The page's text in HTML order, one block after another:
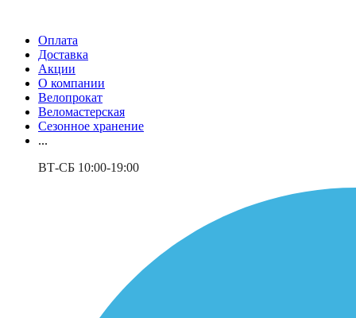
Оплата
Доставка
Акции
О компании
Велопрокат
Веломастерская
Сезонное хранение
...
ВТ-СБ 10:00-19:00